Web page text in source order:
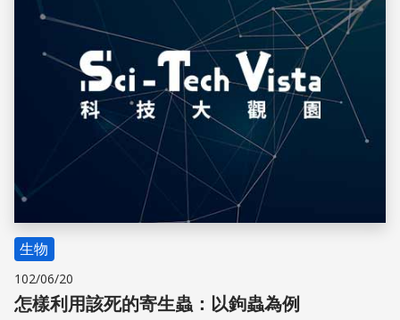
生物
102/06/20
怎樣利用該死的寄生蟲：以鉤蟲為例